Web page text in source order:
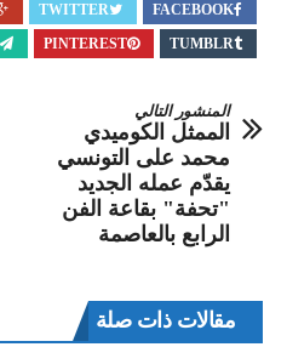
FACEBOOK
TWITTER
TUMBLR
PINTEREST
المنشور التالي
الممثل الكوميدي
محمد على التونسي
يقدّم عمله الجديد
"تحفة" بقاعة الفن
الرابع بالعاصمة
مقالات ذات صلة